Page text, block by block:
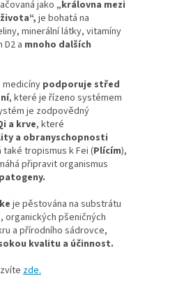
jako „královna mezi
je bohatá na
minerální látky, vitamíny
a mnoho dalších
medicíny podporuje střed
, které je řízeno systémem
je zodpovědný
a krve, které
a obranyschopnosti
také tropismus k Fei (Plícím),
připravit organismus
je pěstována na substrátu
organických pšeničných
a přírodního sádrovce,
kvalitu a účinnost.
zde.